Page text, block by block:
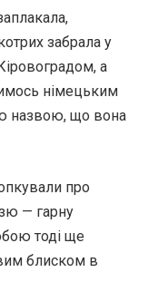
забрала у
а
німецьким
назвою, що вона
про
— гарну
тоді ще
блиском в